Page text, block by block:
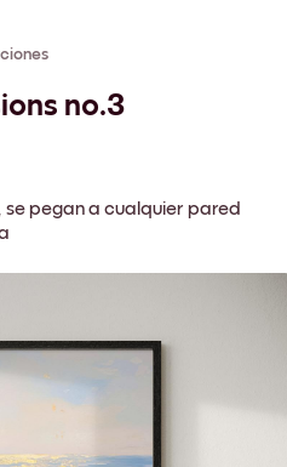
no.3
se pegan a cualquier pared